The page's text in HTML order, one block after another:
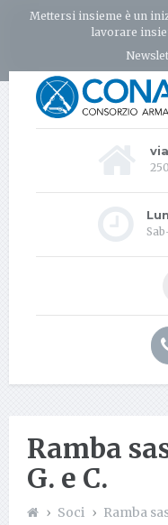
Mettersi insieme è un
lavorare
Ramba
G. e C.
Soci Ramba